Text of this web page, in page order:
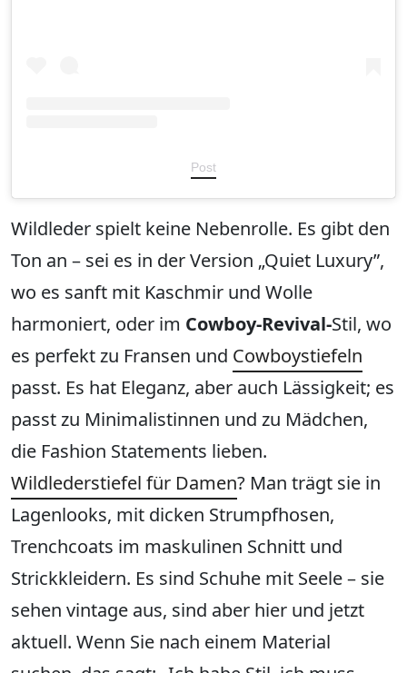
Post
Wildleder spielt keine Nebenrolle. Es gibt den
Ton an – sei es in der Version „Quiet Luxury”,
wo es sanft mit Kaschmir und Wolle
harmoniert, oder im Cowboy-Revival-Stil, wo
es perfekt zu Fransen und Cowboystiefeln
passt. Es hat Eleganz, aber auch Lässigkeit; es
passt zu Minimalistinnen und zu Mädchen,
die Fashion Statements lieben.
Wildlederstiefel für Damen? Man trägt sie in
Lagenlooks, mit dicken Strumpfhosen,
Trenchcoats im maskulinen Schnitt und
Strickkleidern. Es sind Schuhe mit Seele – sie
sehen vintage aus, sind aber hier und jetzt
aktuell. Wenn Sie nach einem Material